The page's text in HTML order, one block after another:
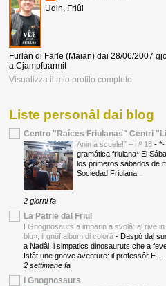
Udin, Friûl
Furlan di Farle (Maian) dai 28/06/2007
a Cjampfuarmit
Visualizza il mio profilo completo
Liste personâl dai blog
Centro "Raíces Friulanas" Centri
Anin a scuele!” – nº 18 - *-
gramática friulana* El
los primeros sábados de
Sociedad Friulana...
2 giorni fa
La Patrie dal Friul
I Gnognosaurs a imparin a svolâ: al rive
blu», il gnûf album di colorâ - Daspò dal
a Nadâl, i simpatics dinosauruts che a
Istât une gnove aventure: il professôr E...
2 settimane fa
I Gnognosaurs